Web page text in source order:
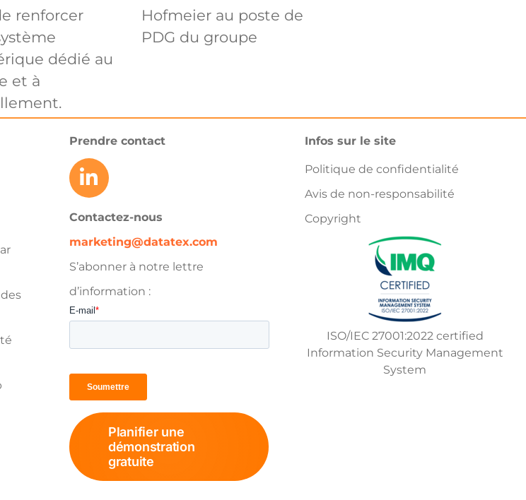
renforcer
dédié au
et à
Hofmeier au poste de
PDG du groupe
Prendre contact
Contactez-nous
marketing@datatex.com
S’abonner à notre lettre
d’information :
Planifier une
démonstration
gratuite
Infos sur le site
Politique de confidentialité
Avis de non-responsabilité
Copyright
ISO/IEC 27001:2022 certified
Information Security Management
System